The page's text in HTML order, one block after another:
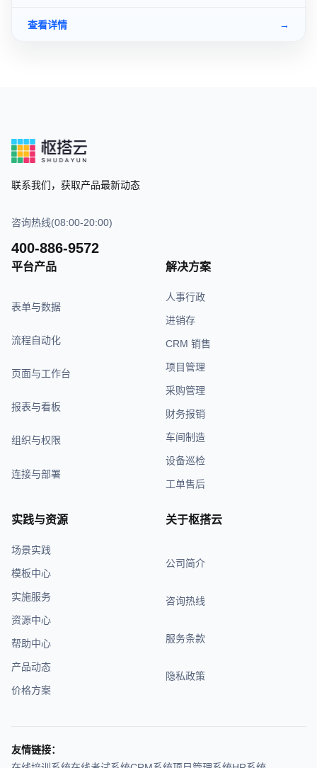
查看详情 →
联系我们，获取产品最新动态
咨询热线(08:00-20:00)
400-886-9572
平台产品
表单与数据
流程自动化
页面与工作台
报表与看板
组织与权限
连接与部署
解决方案
人事行政
进销存
CRM 销售
项目管理
采购管理
财务报销
车间制造
设备巡检
工单售后
实践与资源
场景实践
模板中心
实施服务
资源中心
帮助中心
产品动态
价格方案
关于枢搭云
公司简介
咨询热线
服务条款
隐私政策
友情链接：